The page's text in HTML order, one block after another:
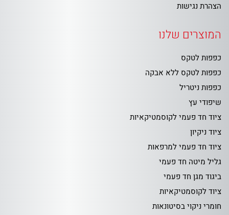
הצהרת נגישות
המוצרים שלנו
כפפות לטקס
כפפות לטקס ללא אבקה
כפפות ניטריל
שיפודי עץ
ציוד חד פעמי לקוסמטיקאיות
ציוד ניקיון
ציוד חד פעמי למרפאות
גליל מיטה חד פעמי
ביגוד מגן חד פעמי
ציוד לקוסמטיקאיות
חומרי ניקוי בסיטונאות